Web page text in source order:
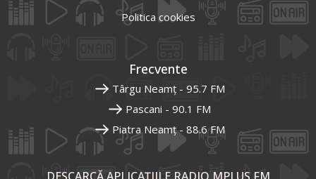
Politica cookies
Frecvente
Târgu Neamț - 95.7 FM
Pascani - 90.1 FM
Piatra Neamț - 88.6 FM